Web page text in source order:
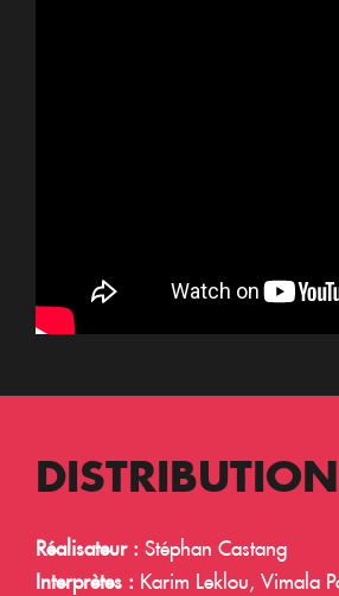
DISTRIBUTION
Réalisateur : Stéphan Castang
Interprètes : Karim Leklou, Vimala